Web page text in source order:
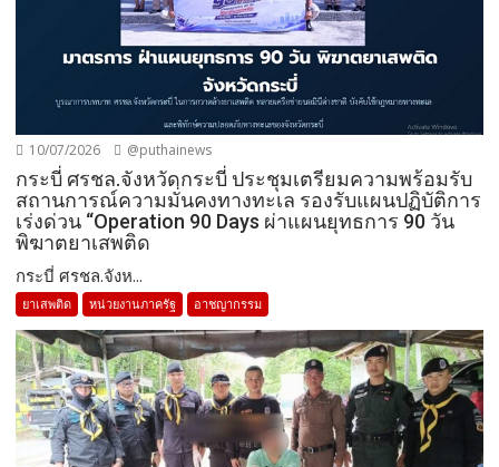
10/07/2026 @puthainews
กระบี่ ศรชล.จังหวัดกระบี่ ประชุมเตรียมความพร้อมรับ
สถานการณ์ความมั่นคงทางทะเล รองรับแผนปฏิบัติการ
เร่งด่วน “Operation 90 Days ผ่าแผนยุทธการ 90 วัน
พิฆาตยาเสพติด
กระบี่ ศรชล.จังห...
ยาเสพติด หน่วยงานภาครัฐ อาชญากรรม